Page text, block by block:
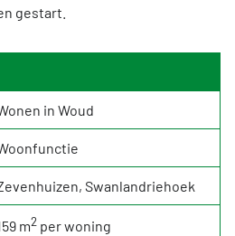
gestart.
in Woud
Swanlandriehoek
m2 per woning